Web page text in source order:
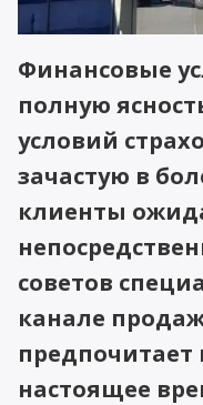
Финансовые
полную
условий
зачастую в
клиенты
советов
канале
предпочитает
настоящее